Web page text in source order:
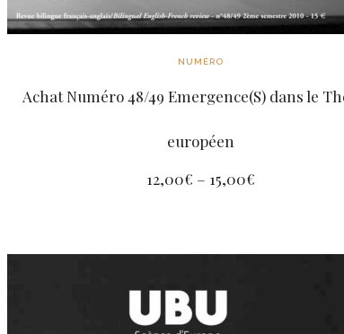
NUMÉRO
Achat Numéro 48/49 Emergence(S) dans le
européen
12,00€ – 15,00€